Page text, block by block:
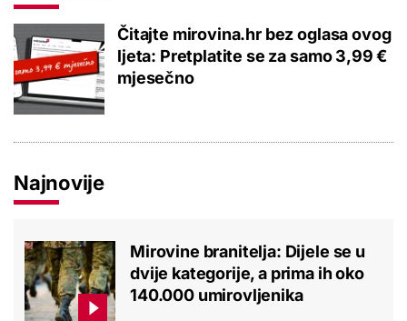
Čitajte mirovina.hr bez oglasa ovog
ljeta: Pretplatite se za samo 3,99 €
mjesečno
Najnovije
Mirovine branitelja: Dijele se u
dvije kategorije, a prima ih oko
140.000 umirovljenika